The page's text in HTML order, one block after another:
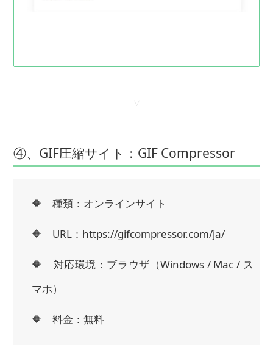
④、GIF圧縮サイト：GIF Compressor
🔶 種類：オンラインサイト
🔶 URL：https://gifcompressor.com/ja/
🔶 対応環境：ブラウザ（Windows / Mac / ス
マホ）
🔶 料金：無料